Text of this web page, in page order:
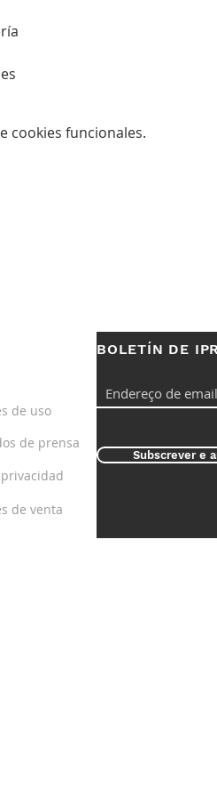
cookies funcionales.
de uso
de prensa
de venta
BOLETÍN DE
Subscrever e